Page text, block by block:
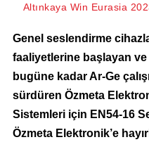
Altınkaya Win Eurasia
Genel seslendirme
faaliyetlerine başlayan
bugüne kadar Ar-Ge
sürdüren Özmeta
Sistemleri için EN54-16
Özmeta Elektronik’e